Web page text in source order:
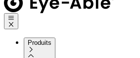
Produits